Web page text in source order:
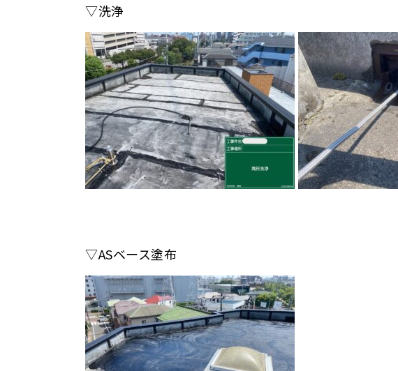
▽洗浄
▽ASベース塗布